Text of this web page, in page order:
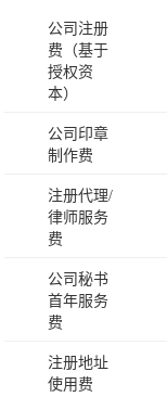
公司注册
费（基于
授权资
本）
公司印章
制作费
注册代理/
律师服务
费
公司秘书
首年服务
费
注册地址
使用费